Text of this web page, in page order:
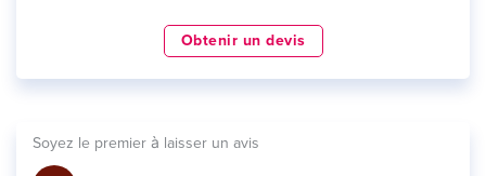
Obtenir un devis
Soyez le premier à laisser un avis